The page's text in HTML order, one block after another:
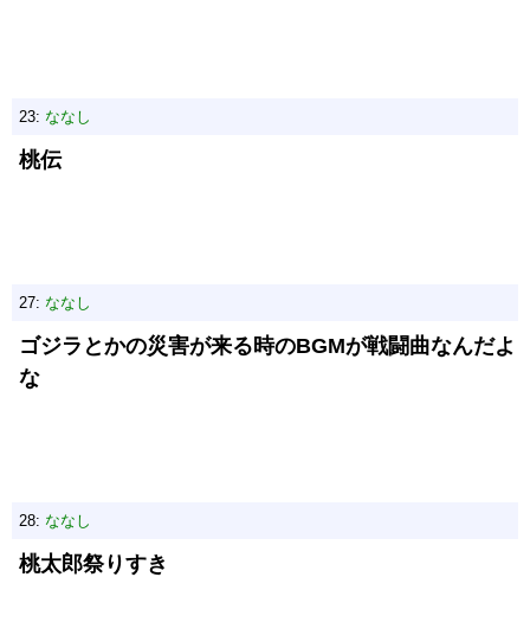
23: ななし
桃伝
27: ななし
ゴジラとかの災害が来る時のBGMが戦闘曲なんだよ
な
28: ななし
桃太郎祭りすき